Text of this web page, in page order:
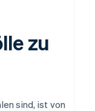
zu
sind, ist von